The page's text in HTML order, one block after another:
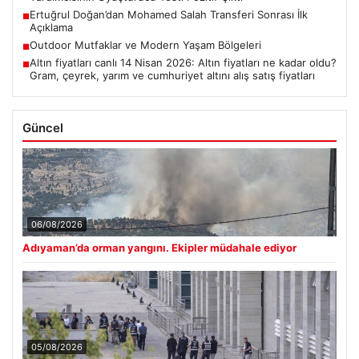
■Ertuğrul Doğan’dan Mohamed Salah Transferi Sonrası İlk
Açıklama
■Outdoor Mutfaklar ve Modern Yaşam Bölgeleri
■Altın fiyatları canlı 14 Nisan 2026: Altın fiyatları ne kadar oldu?
Gram, çeyrek, yarım ve cumhuriyet altını alış satış fiyatları
Güncel
06/08/2026
Adıyaman’da orman yangını. Ekipler müdahale ediyor
05/08/2026